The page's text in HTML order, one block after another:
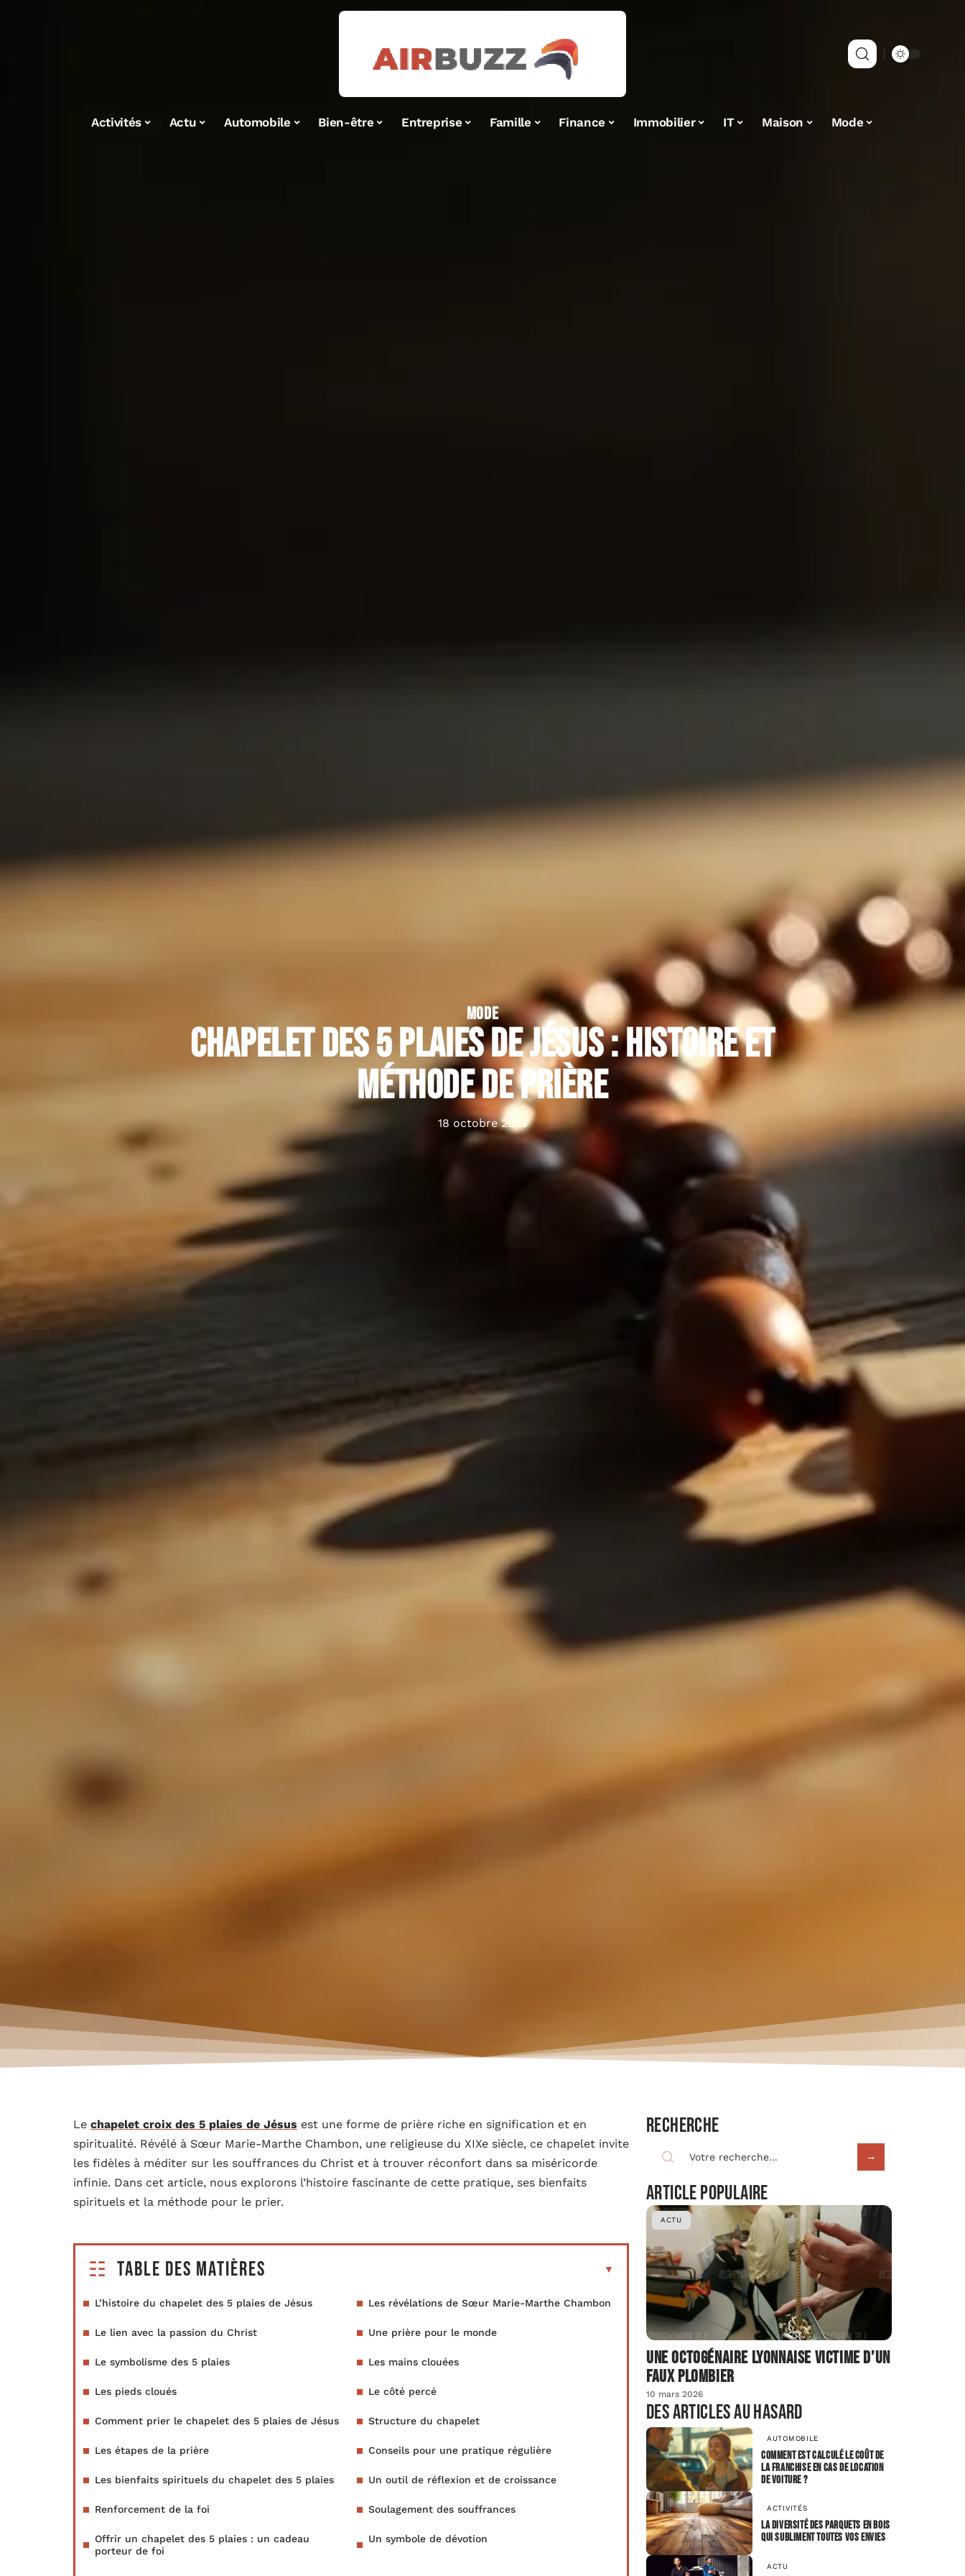
Activités Actu Automobile Bien-être Entreprise Famille Finance Immobilier IT Maison Mode
MODE
Chapelet des 5 plaies de Jésus : histoire et
méthode de prière
18 octobre 2025
Le chapelet croix des 5 plaies de Jésus est une forme de prière riche en signification et en
spiritualité. Révélé à Sœur Marie-Marthe Chambon, une religieuse du XIXe siècle, ce chapelet invite
les fidèles à méditer sur les souffrances du Christ et à trouver réconfort dans sa miséricorde
infinie. Dans cet article, nous explorons l’histoire fascinante de cette pratique, ses bienfaits
spirituels et la méthode pour le prier.
Table des matières
L’histoire du chapelet des 5 plaies de Jésus Les révélations de Sœur Marie-Marthe Chambon
Le lien avec la passion du Christ Une prière pour le monde
Le symbolisme des 5 plaies Les mains clouées
Les pieds cloués Le côté percé
Comment prier le chapelet des 5 plaies de Jésus Structure du chapelet
Les étapes de la prière Conseils pour une pratique régulière
Les bienfaits spirituels du chapelet des 5 plaies Un outil de réflexion et de croissance
Renforcement de la foi Soulagement des souffrances
Offrir un chapelet des 5 plaies : un cadeau
porteur de foi
Un symbole de dévotion
Recherche
Article populaire
ACTU
Une octogénaire lyonnaise victime d’un
faux plombier
10 mars 2026
Des articles au hasard
AUTOMOBILE
Comment est calculé le coût de
la franchise en cas de location
de voiture ?
ACTIVITÉS
La diversité des parquets en bois
qui subliment toutes vos envies
ACTU